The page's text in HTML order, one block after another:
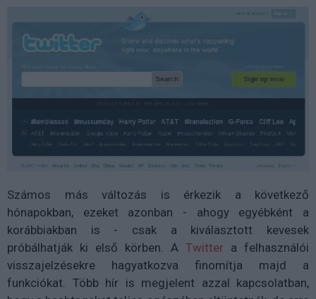
Számos más változás is érkezik a következő
hónapokban, ezeket azonban - ahogy egyébként a
korábbiakban is - csak a kiválasztott kevesek
próbálhatják ki első körben. A Twitter a felhasználói
visszajelzésekre hagyatkozva finomítja majd a
funkciókat. Több hír is megjelent azzal kapcsolatban,